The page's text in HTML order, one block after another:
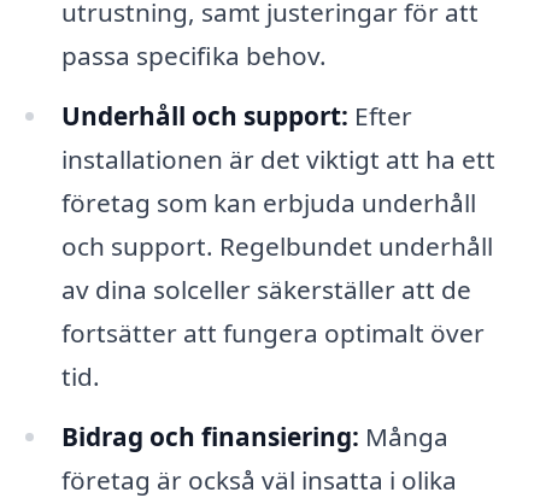
utrustning, samt justeringar för att
passa specifika behov.
Underhåll och support: Efter
installationen är det viktigt att ha ett
företag som kan erbjuda underhåll
och support. Regelbundet underhåll
av dina solceller säkerställer att de
fortsätter att fungera optimalt över
tid.
Bidrag och finansiering: Många
företag är också väl insatta i olika